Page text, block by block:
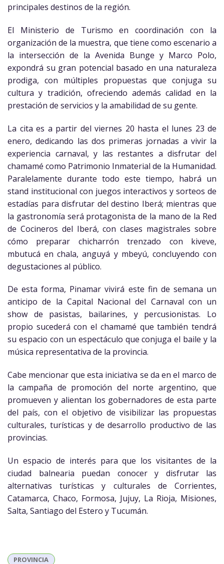
principales destinos de la región.
El Ministerio de Turismo en coordinación con la
organización de la muestra, que tiene como escenario a
la intersección de la Avenida Bunge y Marco Polo,
expondrá su gran potencial basado en una naturaleza
prodiga, con múltiples propuestas que conjuga su
cultura y tradición, ofreciendo además calidad en la
prestación de servicios y la amabilidad de su gente.
La cita es a partir del viernes 20 hasta el lunes 23 de
enero, dedicando las dos primeras jornadas a vivir la
experiencia carnaval, y las restantes a disfrutar del
chamamé como Patrimonio Inmaterial de la Humanidad.
Paralelamente durante todo este tiempo, habrá un
stand institucional con juegos interactivos y sorteos de
estadías para disfrutar del destino Iberá; mientras que
la gastronomía será protagonista de la mano de la Red
de Cocineros del Iberá, con clases magistrales sobre
cómo preparar chicharrón trenzado con kiveve,
mbutucá en chala, anguyá y mbeyú, concluyendo con
degustaciones al público.
De esta forma, Pinamar vivirá este fin de semana un
anticipo de la Capital Nacional del Carnaval con un
show de pasistas, bailarines, y percusionistas. Lo
propio sucederá con el chamamé que también tendrá
su espacio con un espectáculo que conjuga el baile y la
música representativa de la provincia.
Cabe mencionar que esta iniciativa se da en el marco de
la campaña de promoción del norte argentino, que
promueven y alientan los gobernadores de esta parte
del país, con el objetivo de visibilizar las propuestas
culturales, turísticas y de desarrollo productivo de las
provincias.
Un espacio de interés para que los visitantes de la
ciudad balnearia puedan conocer y disfrutar las
alternativas turísticas y culturales de Corrientes,
Catamarca, Chaco, Formosa, Jujuy, La Rioja, Misiones,
Salta, Santiago del Estero y Tucumán.
PROVINCIA